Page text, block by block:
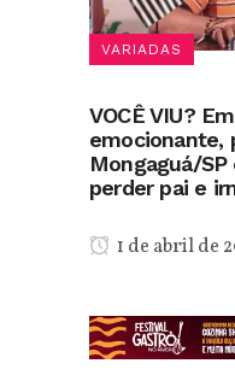
VARIADAS
VOCÊ VIU?
emocionante,
Mongaguá/
perder pai e
1 de abril de